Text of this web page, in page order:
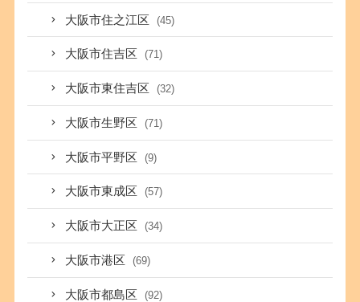
大阪市住之江区 (45)
大阪市住吉区 (71)
大阪市東住吉区 (32)
大阪市生野区 (71)
大阪市平野区 (9)
大阪市東成区 (57)
大阪市大正区 (34)
大阪市港区 (69)
大阪市都島区 (92)